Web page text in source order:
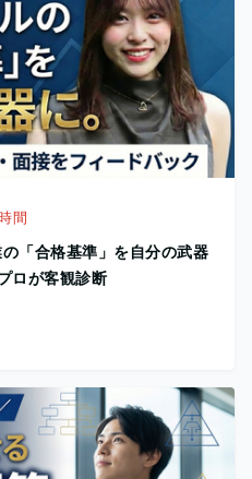
間
「合格基準」を自分の武器
ロが客観診断